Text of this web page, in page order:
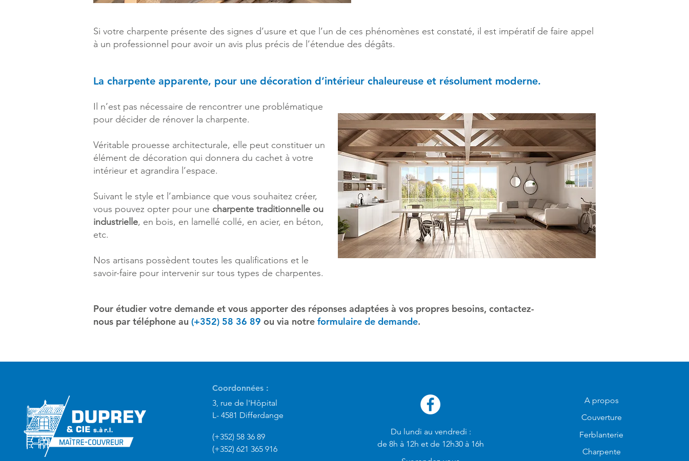
Si votre charpente présente des signes d’usure et que l’un de ces phénomènes est constaté, il est impératif de faire appel
à un professionnel pour avoir un avis plus précis de l’étendue des dégâts.
La charpente apparente, pour une décoration d’intérieur chaleureuse et résolument moderne.
Il n’est pas nécessaire de rencontrer une problématique
pour décider de rénover la charpente.
Véritable prouesse architecturale, elle peut constituer un
élément de décoration qui donnera du cachet à votre
intérieur et agrandira l’espace.
Suivant le style et l’ambiance que vous souhaitez créer,
vous pouvez opter pour une charpente traditionnelle ou
industrielle, en bois, en lamellé collé, en acier, en béton,
etc.
Nos artisans possèdent toutes les qualifications et le
savoir-faire pour intervenir sur tous types de charpentes.
Pour étudier votre demande et vous apporter des réponses adaptées à vos propres besoins, contactez-
nous par téléphone au (+352) 58 36 89 ou via notre formulaire de demande.
Coordonnées :
3, rue de l'Hôpital
L- 4581 Differdange
(+352) 58 36 89
(+352) 621 365 916
Du lundi au vendredi :
de 8h à 12h et de 12h30 à 16h
A propos
Couverture
Ferblanterie
Charpente